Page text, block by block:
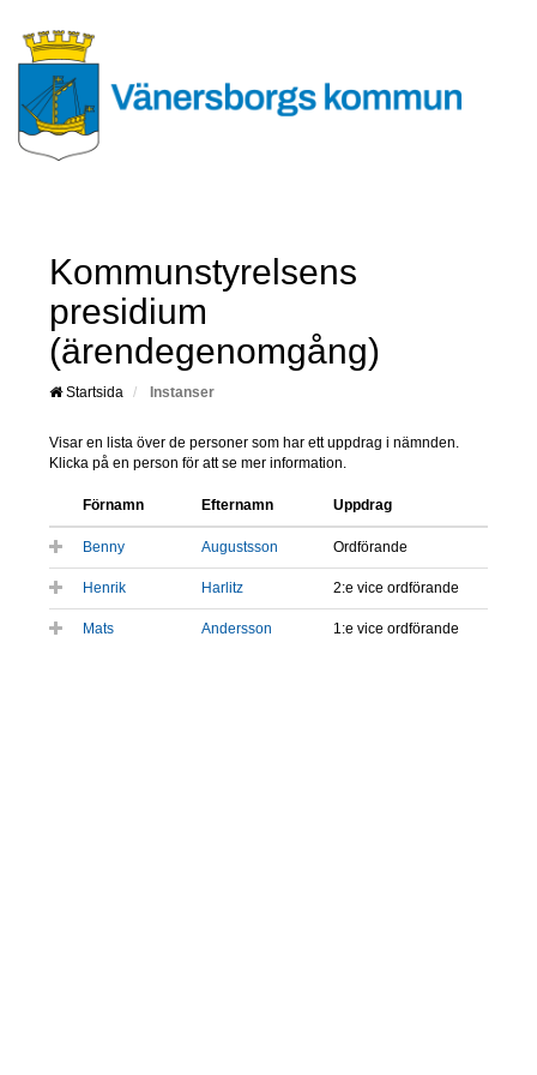
Kommunstyrelsens
presidium
(ärendegenomgång)
Startsida Instanser
Visar en lista över de personer som har ett uppdrag i nämnden.
Klicka på en person för att se mer information.
Förnamn Efternamn Uppdrag
Benny Augustsson Ordförande
Henrik Harlitz 2:e vice ordförande
Mats Andersson 1:e vice ordförande